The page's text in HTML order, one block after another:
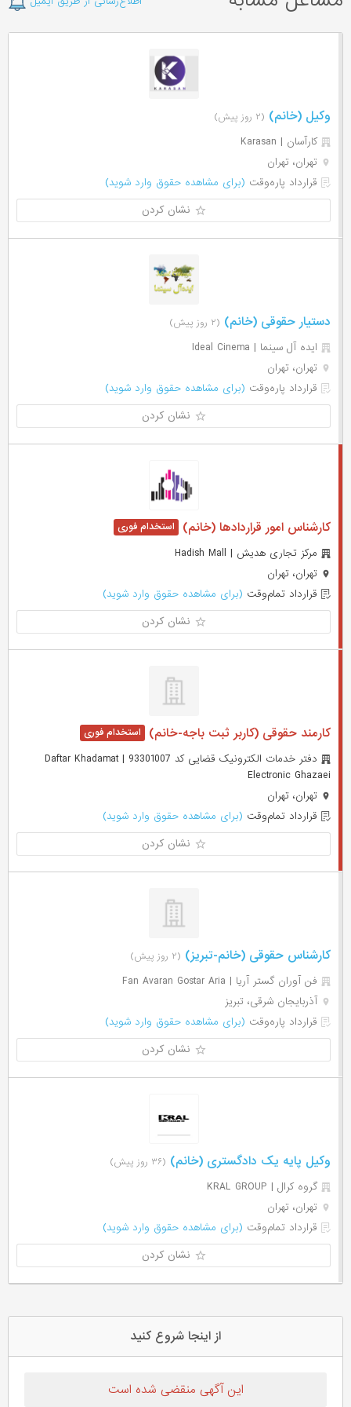
وکیل (خانم) (۲ روز پیش)
کارآسان | Karasan
تهران، تهران
قرارداد پاره‌وقت (برای مشاهده حقوق وارد شوید)
نشان کردن
دستیار حقوقی (خانم) (۲ روز پیش)
ایده آل سینما | Ideal Cinema
تهران، تهران
قرارداد پاره‌وقت (برای مشاهده حقوق وارد شوید)
نشان کردن
کارشناس امور قراردادها (خانم)
مرکز تجاری هدیش | Hadish Mall
تهران، تهران
قرارداد تمام‌وقت (برای مشاهده حقوق وارد شوید)
نشان کردن
کارمند حقوقی (کاربر ثبت باجه-خانم)
دفتر خدمات الکترونیک قضایی کد 93301007 | Daftar Khadamat
Electronic Ghazaei
تهران، تهران
قرارداد تمام‌وقت (برای مشاهده حقوق وارد شوید)
نشان کردن
کارشناس حقوقی (خانم-تبریز) (۲ روز پیش)
فن آوران گستر آریا | Fan Avaran Gostar Aria
آذربایجان شرقی، تبریز
قرارداد پاره‌وقت (برای مشاهده حقوق وارد شوید)
نشان کردن
وکیل پایه یک دادگستری (خانم) (۳۶ روز پیش)
گروه کرال | KRAL GROUP
تهران، تهران
قرارداد تمام‌وقت (برای مشاهده حقوق وارد شوید)
نشان کردن
از اینجا شروع کنید
این آگهی منقضی شده است